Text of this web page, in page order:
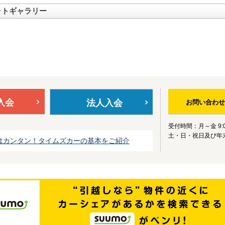
ギャラリー
会 法人入会
カンタン！タイムズカーの基本をご紹介
お問い合わ
受付時間：月～金
土・日・祝日及び年